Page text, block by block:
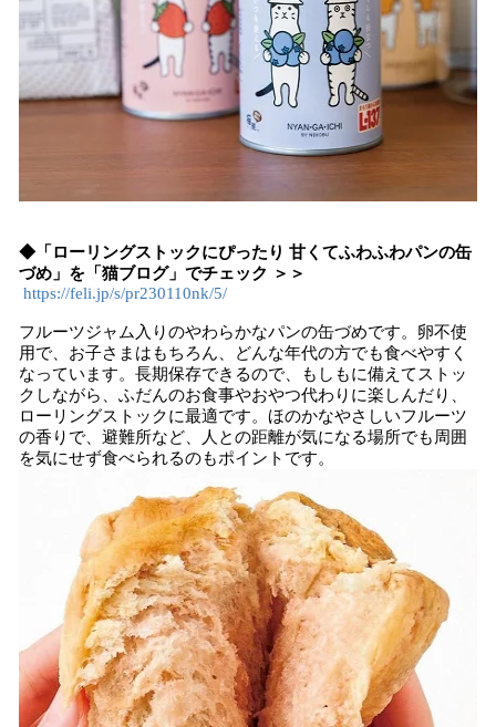
◆「ローリングストックにぴったり 甘くてふわふわパンの缶
づめ」を「猫ブログ」でチェック ＞＞
https://feli.jp/s/pr230110nk/5/
フルーツジャム入りのやわらかなパンの缶づめです。卵不使
用で、お子さまはもちろん、どんな年代の方でも食べやすく
なっています。長期保存できるので、もしもに備えてストッ
クしながら、ふだんのお食事やおやつ代わりに楽しんだり、
ローリングストックに最適です。ほのかなやさしいフルーツ
の香りで、避難所など、人との距離が気になる場所でも周囲
を気にせず食べられるのもポイントです。